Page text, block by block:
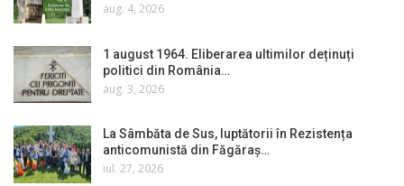
aug. 4, 2026
1 august 1964. Eliberarea ultimilor deținuți
politici din România…
aug. 3, 2026
La Sâmbăta de Sus, luptătorii în Rezistența
anticomunistă din Făgăraș…
iul. 27, 2026